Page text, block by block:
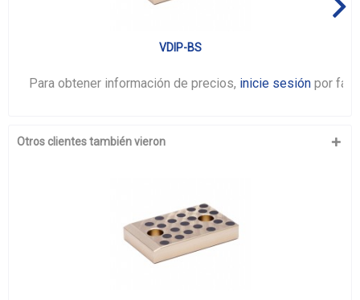
VDIP-BS
Para obtener información de precios, inicie sesión por
Otros clientes también vieron